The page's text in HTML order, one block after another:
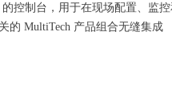
的控制台，用于在现场配置、监
的 MultiTech 产品组合无缝集成